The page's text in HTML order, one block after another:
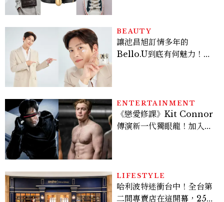
BEAUTY
讓池昌旭訂情多年的
Bello.U到底有何魅力！揭
倦感，超神！
ENTERTAINMENT
《戀愛修課》Kit Connor
傳演新一代獨眼龍！加入新
LIFESTYLE
哈利波特迷衝台中！全台第
二間專賣店在這開幕，25週